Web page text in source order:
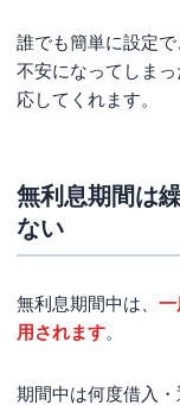
誰でも簡単に設定
不安になってしま
応してくれます。
無利息期間は
ない
無利息期間中は、 一
用されます。
期間中は何度借入